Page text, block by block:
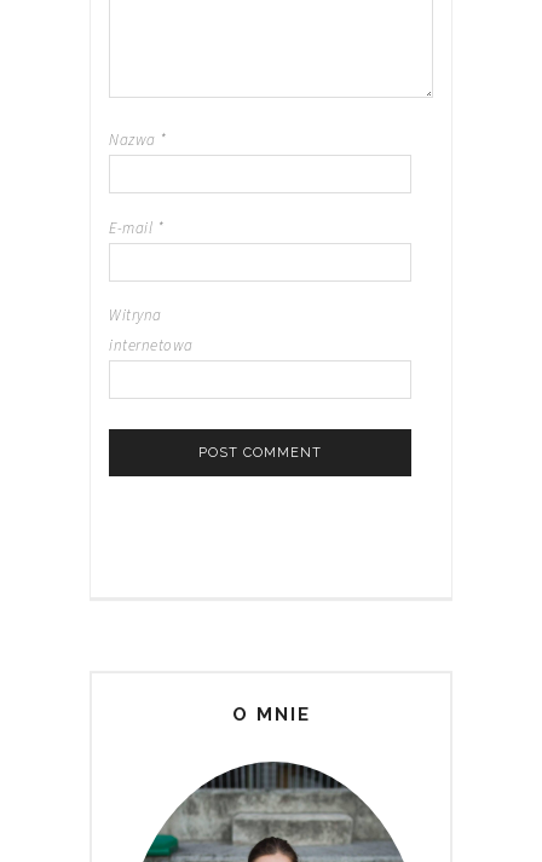
Nazwa *
E-mail *
Witryna
internetowa
O MNIE